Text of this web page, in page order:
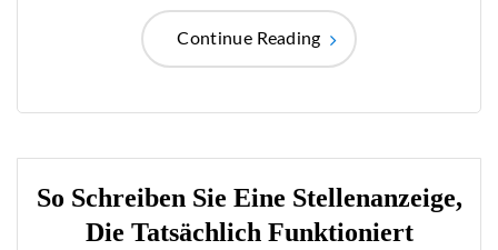
Continue Reading
So Schreiben Sie Eine Stellenanzeige,
Die Tatsächlich Funktioniert